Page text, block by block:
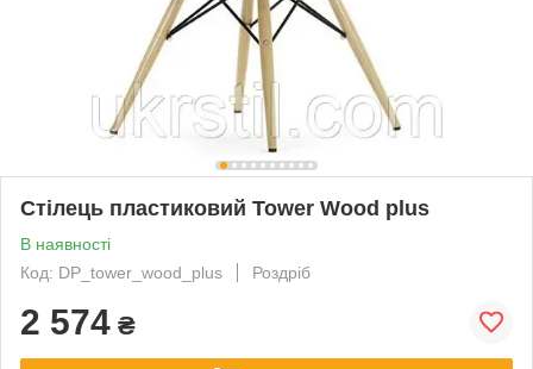
Стілець пластиковий Tower Wood plus
В наявності
Код: DP_tower_wood_plus
Роздріб
2 574 ₴